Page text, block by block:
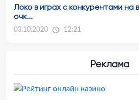
Локо в играх с конкурентами на
очк...
03.10.2020 12:21
Реклама